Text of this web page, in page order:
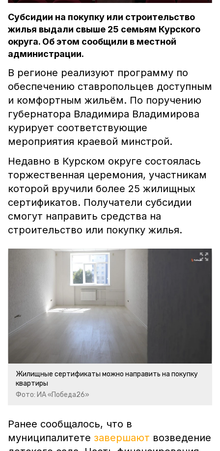
Субсидии на покупку или строительство
жилья выдали свыше 25 семьям Курского
округа. Об этом сообщили в местной
администрации.
В регионе реализуют программу по
обеспечению ставропольцев доступным
и комфортным жильём. По поручению
губернатора Владимира Владимирова
курирует соответствующие
мероприятия краевой минстрой.
Недавно в Курском округе состоялась
торжественная церемония, участникам
которой вручили более 25 жилищных
сертификатов. Получатели субсидии
смогут направить средства на
строительство или покупку жилья.
Жилищные сертификаты можно направить на покупку
квартиры
Фото: ИА «Победа26»
Ранее сообщалось, что в
муниципалитете завершают возведение